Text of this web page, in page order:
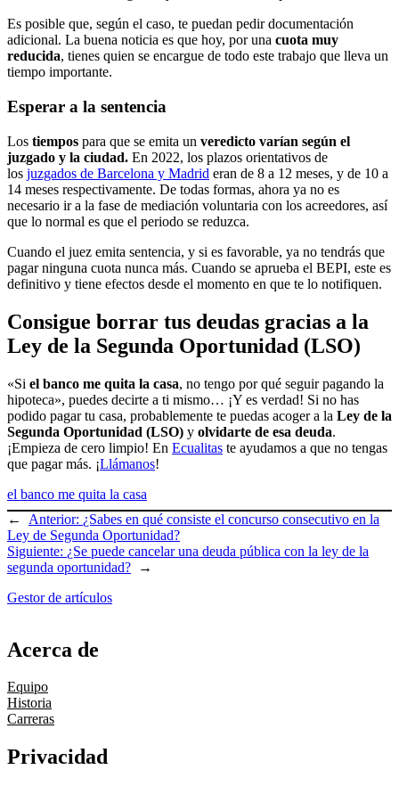
Es posible que, según el caso, te puedan pedir documentación
adicional. La buena noticia es que hoy, por una cuota muy
reducida, tienes quien se encargue de todo este trabajo que lleva un
tiempo importante.
Esperar a la sentencia
Los tiempos para que se emita un veredicto varían según el
juzgado y la ciudad. En 2022, los plazos orientativos de
los juzgados de Barcelona y Madrid eran de 8 a 12 meses, y de 10 a
14 meses respectivamente. De todas formas, ahora ya no es
necesario ir a la fase de mediación voluntaria con los acreedores, así
que lo normal es que el periodo se reduzca.
Cuando el juez emita sentencia, y si es favorable, ya no tendrás que
pagar ninguna cuota nunca más. Cuando se aprueba el BEPI, este es
definitivo y tiene efectos desde el momento en que te lo notifiquen.
Consigue borrar tus deudas gracias a la
Ley de la Segunda Oportunidad (LSO)
«Si el banco me quita la casa, no tengo por qué seguir pagando la
hipoteca», puedes decirte a ti mismo… ¡Y es verdad! Si no has
podido pagar tu casa, probablemente te puedas acoger a la Ley de la
Segunda Oportunidad (LSO) y olvidarte de esa deuda.
¡Empieza de cero limpio! En Ecualitas te ayudamos a que no tengas
que pagar más. ¡Llámanos!
el banco me quita la casa
←
Anterior: ¿Sabes en qué consiste el concurso consecutivo en la
Ley de Segunda Oportunidad?
Siguiente: ¿Se puede cancelar una deuda pública con la ley de la
segunda oportunidad?
→
Gestor de artículos
Acerca de
Equipo
Historia
Carreras
Privacidad